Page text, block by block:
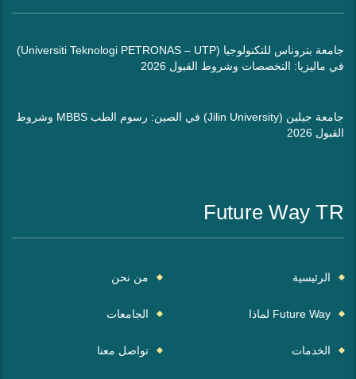
جامعة بتروناس للتكنولوجيا (Universiti Teknologi PETRONAS – UTP)
في ماليزيا: التخصصات وشروط القبول 2026
جامعة جيلين (Jilin University) في الصين: رسوم الطب MBBS وشروط
القبول 2026
Future Way TR
الرئيسية من نحن
Future Way لماذا الجامعات
الخدمات تواصل معنا